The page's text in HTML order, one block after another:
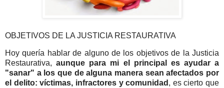
OBJETIVOS DE LA JUSTICIA RESTAURATIVA
Hoy quería hablar de alguno de los objetivos de la Justicia
Restaurativa,aunque para mi el principal es ayudar a
"sanar" a los que de alguna manera sean afectados por
el delito: víctimas, infractores y comunidad , es cierto que